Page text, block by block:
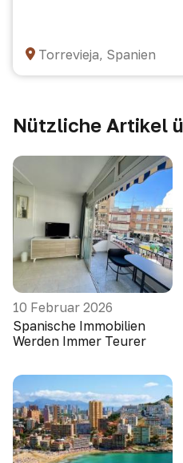
Torrevieja, Spanien
Nützliche Artikel
10 Februar 2026
Spanische Immobilien
Werden Immer Teurer